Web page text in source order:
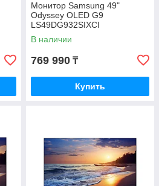
Монитор Samsung 49"
Odyssey OLED G9
LS49DG932SIXCI
В наличии
769 990 ₸
Купить